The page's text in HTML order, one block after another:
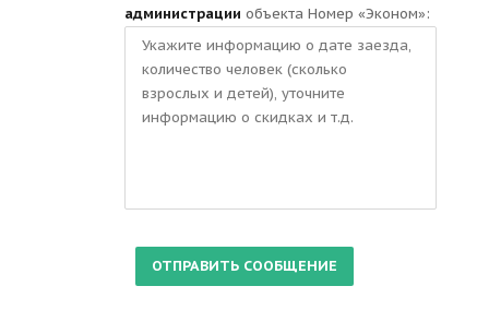
администрации объекта Номер «Эконом»: